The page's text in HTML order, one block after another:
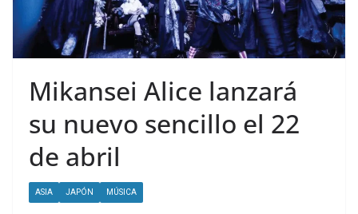
Mikansei Alice lanzará
su nuevo sencillo el 22
de abril
ASIA JAPÓN MÚSICA